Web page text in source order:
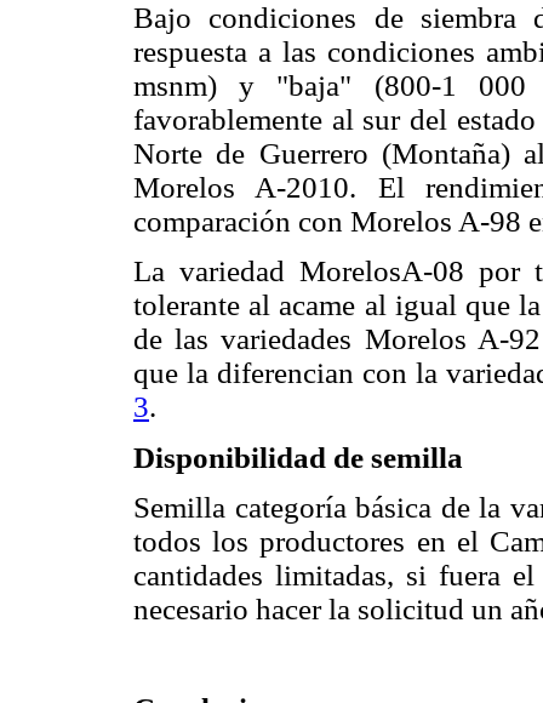
Bajo condiciones de siembra
respuesta a las condiciones
msnm) y "baja" (800-1 000
favorablemente al sur del
Norte de Guerrero (Montaña)
Morelos A-2010. El
comparación con Morelos A-98
La variedad MorelosA-08 por
tolerante al acame al igual que
de las variedades Morelos A-
que la diferencian con la
3.
Disponibilidad de semilla
Semilla categoría básica de la
todos los productores en el
cantidades limitadas, si fuera
necesario hacer la solicitud un